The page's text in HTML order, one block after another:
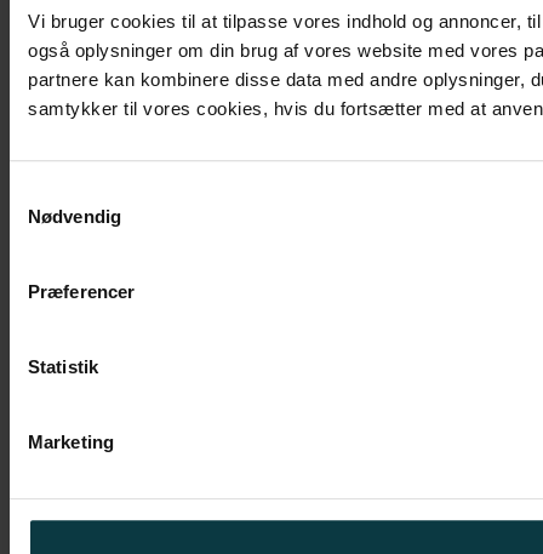
Vi bruger cookies til at tilpasse vores indhold og annoncer,
også oplysninger om din brug af vores website med vores
partnere kan kombinere disse data med andre oplysninger,
samtykker til vores cookies, hvis du fortsætter med at
Nødvendig
Præferencer
Statistik
Marketing